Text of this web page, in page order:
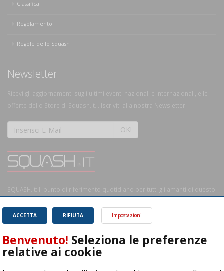
Classifica
Regolamento
Regole dello Squash
Newsletter
Ricevi gli aggiornamenti sugli ultimi eventi nazionali e internazionali, e le
offerte dello Store di Squash.it... Iscriviti alla nostra Newsletter!
OK!
SQUASH.it: Il punto di riferimento quotidiano per tutti gli amanti di questo
RIFIUTA
ACCETTA Impostazioni
Benvenuto! Seleziona le preferenze
relative ai cookie